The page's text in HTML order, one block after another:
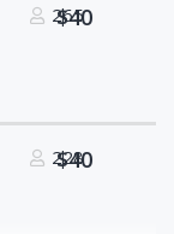
265
$40
228
$40